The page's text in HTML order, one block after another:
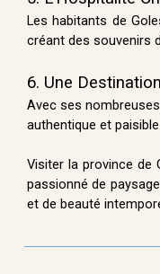
Les habitants de
créant des souvenirs
6. Une
Avec ses
authentique et paisible.
Visiter la province de
passionné de
et de beauté